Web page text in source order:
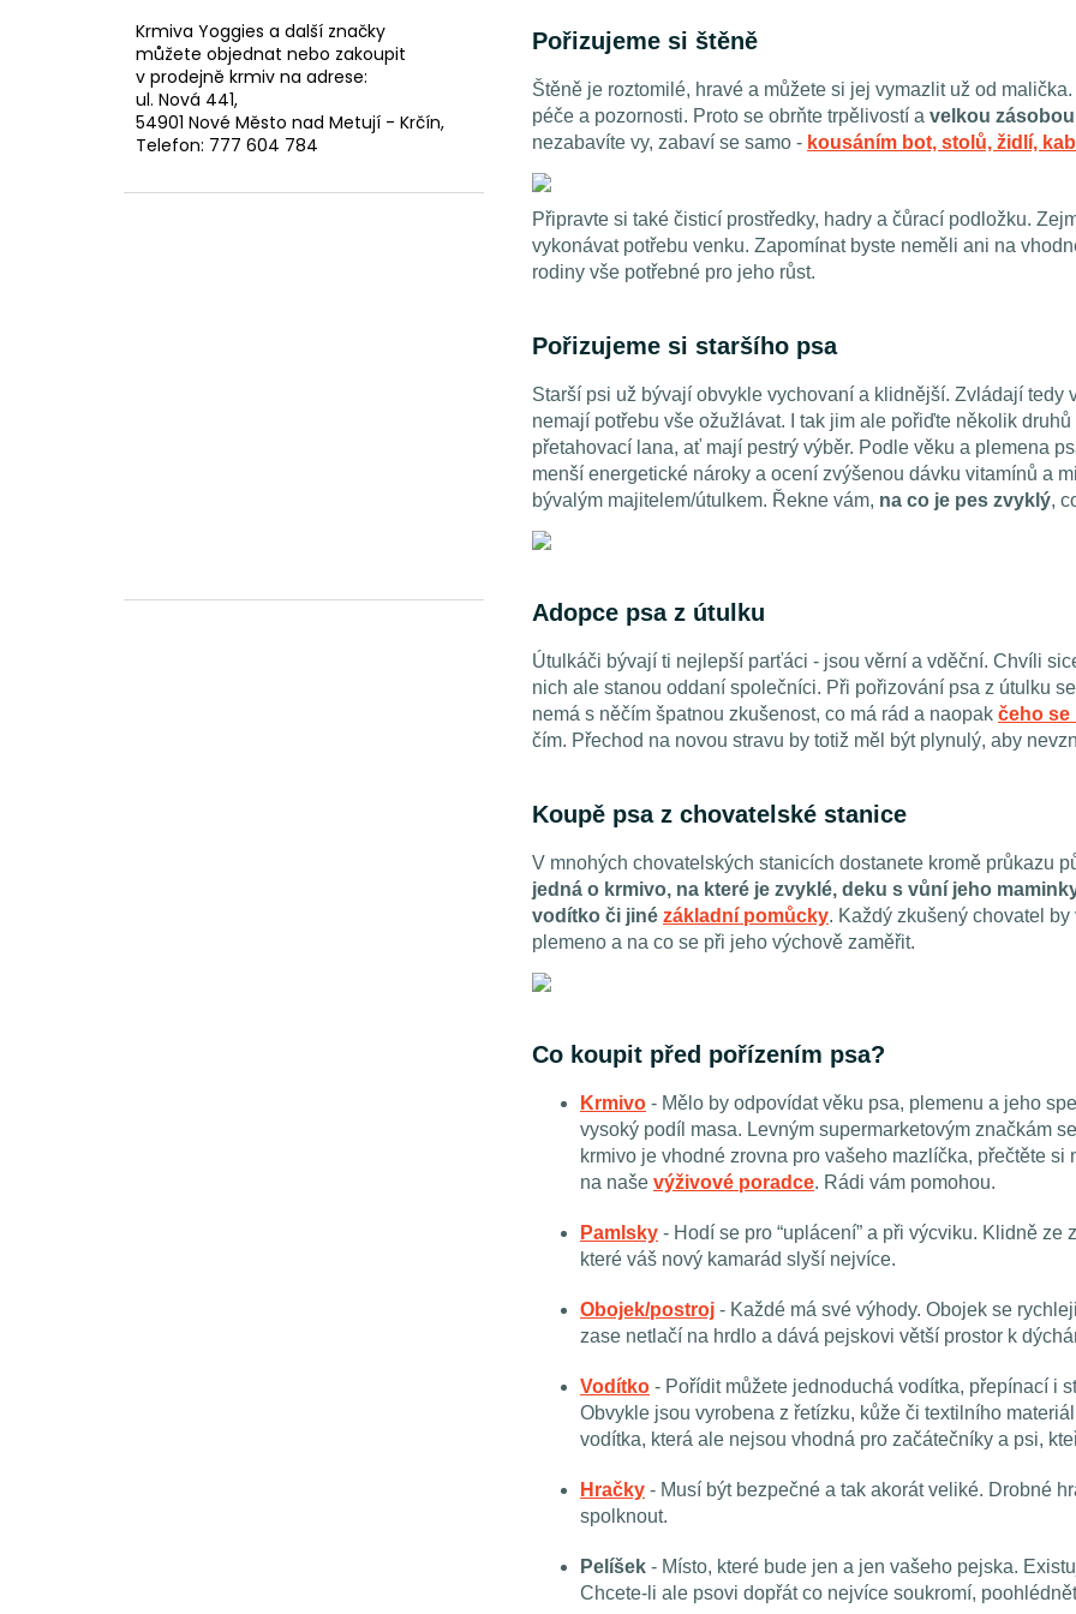
Krmiva Yoggies a další značky
můžete objednat nebo zakoupit
v prodejně krmiv na adrese:
ul. Nová 441,
54901 Nové Město nad Metují - Krčín,
Telefon: 777 604 784
Pořizujeme si štěně
Štěně je roztomilé, hravé a můžete si jej vymazlit už od
péče a pozornosti. Proto se obrňte trpělivostí a velkou zásobou
nezabavíte vy, zabaví se samo - kousáním bot, stolů, židlí,
Připravte si také čisticí prostředky, hadry a čůrací podložku.
vykonávat potřebu venku. Zapomínat byste neměli ani na
rodiny vše potřebné pro jeho růst.
Pořizujeme si staršího psa
Starší psi už bývají obvykle vychovaní a klidnější. Zvládají tedy
nemají potřebu vše ožužlávat. I tak jim ale pořiďte několik
přetahovací lana, ať mají pestrý výběr. Podle věku a plemena
menší energetické nároky a ocení zvýšenou dávku vitamínů a
bývalým majitelem/útulkem. Řekne vám, na co je pes zvyklý,
Adopce psa z útulku
Útulkáči bývají ti nejlepší parťáci - jsou věrní a vděční. Chvíli
nich ale stanou oddaní společníci. Při pořizování psa z útulku se
nemá s něčím špatnou zkušenost, co má rád a naopak čeho se
čím. Přechod na novou stravu by totiž měl být plynulý, aby
Koupě psa z chovatelské stanice
V mnohých chovatelských stanicích dostanete kromě průkazu
jedná o krmivo, na které je zvyklé, deku s vůní jeho
vodítko či jiné základní pomůcky. Každý zkušený chovatel
plemeno a na co se při jeho výchově zaměřit.
Co koupit před pořízením psa?
Krmivo - Mělo by odpovídat věku psa, plemenu a jeho
vysoký podíl masa. Levným supermarketovým značkám
krmivo je vhodné zrovna pro vašeho mazlíčka, přečtěte si
na naše výživové poradce. Rádi vám pomohou.
Pamlsky - Hodí se pro “uplácení” a při výcviku. Klidně
které váš nový kamarád slyší nejvíce.
Obojek/postroj - Každé má své výhody. Obojek se
zase netlačí na hrdlo a dává pejskovi větší prostor k
Vodítko - Pořídit můžete jednoduchá vodítka, přepínací i
Obvykle jsou vyrobena z řetízku, kůže či textilního
vodítka, která ale nejsou vhodná pro začátečníky a psi,
Hračky - Musí být bezpečné a tak akorát veliké. Drobné
spolknout.
Pelíšek - Místo, které bude jen a jen vašeho pejska.
Chcete-li ale psovi dopřát co nejvíce soukromí,